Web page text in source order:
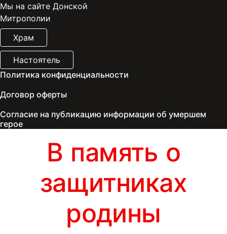
Мы на сайте Донской
Митрополии
Храм
Настоятель
Политика конфиденциальности
Договор оферты
Согласие на публикацию информации об умершем
герое
В память о
защитниках
родины